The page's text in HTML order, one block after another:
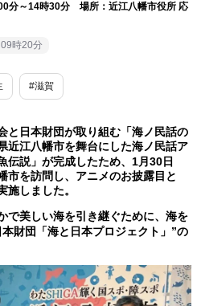
分～14時30分 場所：近江八幡市役所 応
時20分
#滋賀
と日本財団が取り組む「海ノ民話の
近江八幡市を舞台にした海ノ民話ア
伝説」が完成したため、1月30日
市を訪問し、アニメのお披露目と
施しました。
で美しい海を引き継ぐために、海を
財団「海と日本プロジェクト」”の